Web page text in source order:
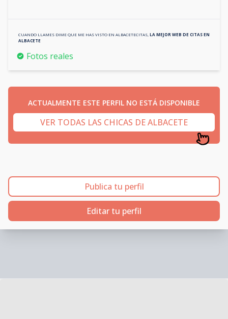
CUANDO LLAMES DIME QUE ME HAS VISTO EN ALBACETECITAS LA MEJOR WEB DE CITAS EN
ALBACETE
Fotos reales
ACTUALMENTE ESTE PERFIL NO ESTÁ DISPONIBLE
VER TODAS LAS CHICAS DE ALBACETE
Publica tu perfil
Editar tu perfil